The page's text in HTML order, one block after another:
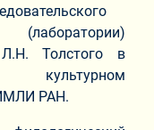
Л.Н. Толстого в
культурном
РАН.